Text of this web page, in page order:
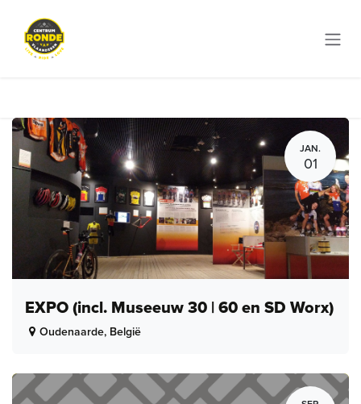
JAN.
01
EXPO (incl. Museeuw 30 | 60 en SD Worx)
Oudenaarde, België